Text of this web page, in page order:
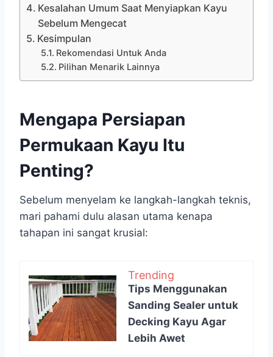
Kesalahan Umum Saat Menyiapkan Kayu
Sebelum Mengecat
Kesimpulan
Rekomendasi Untuk Anda
Pilihan Menarik Lainnya
Mengapa Persiapan
Permukaan Kayu Itu
Penting?
Sebelum menyelam ke langkah-langkah teknis,
mari pahami dulu alasan utama kenapa
tahapan ini sangat krusial:
Trending
Tips Menggunakan
Sanding Sealer untuk
Decking Kayu Agar
Lebih Awet